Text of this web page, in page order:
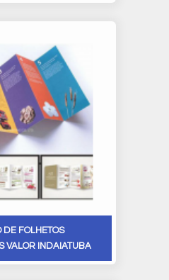
DE FOLHETOS
VALOR INDAIATUBA